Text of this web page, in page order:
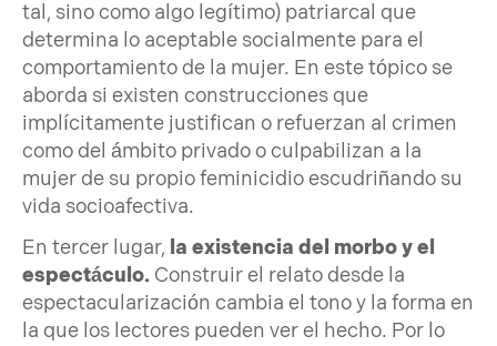
tal, sino como algo legítimo) patriarcal que
determina lo aceptable socialmente para el
comportamiento de la mujer. En este tópico se
aborda si existen construcciones que
implícitamente justifican o refuerzan al crimen
como del ámbito privado o culpabilizan a la
mujer de su propio feminicidio escudriñando su
vida socioafectiva.
En tercer lugar, la existencia del morbo y el
espectáculo. Construir el relato desde la
espectacularización cambia el tono y la forma en
la que los lectores pueden ver el hecho. Por lo